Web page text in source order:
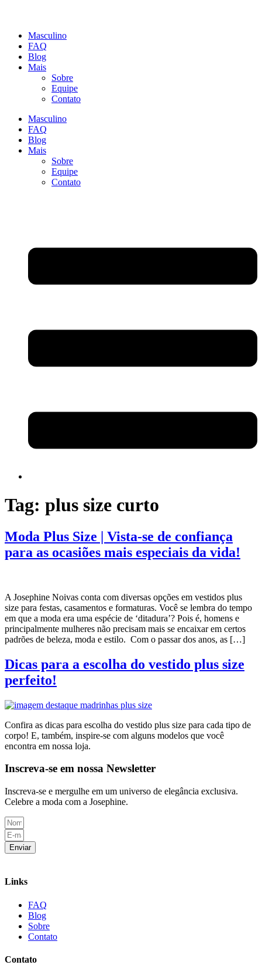
Masculino
FAQ
Blog
Mais
Sobre
Equipe
Contato
Masculino
FAQ
Blog
Mais
Sobre
Equipe
Contato
Tag: plus size curto
Moda Plus Size | Vista-se de confiança
para as ocasiões mais especiais da vida!
A Josephine Noivas conta com diversas opções em vestidos plus
size para festas, casamentos e formaturas. Você se lembra do tempo
em que a moda era uma espécie de ‘ditadura’? Pois é, homens e
principalmente mulheres não precisam mais se encaixar em certos
padrões de beleza, moda e estilo. Com o passar dos anos, as […]
Dicas para a escolha do vestido plus size
perfeito!
Confira as dicas para escolha do vestido plus size para cada tipo de
corpo! E, também, inspire-se com alguns modelos que você
encontra em nossa loja.
Inscreva-se em nossa Newsletter
Inscreva-se e mergulhe em um universo de elegância exclusiva.
Celebre a moda com a Josephine.
Enviar
Links
FAQ
Blog
Sobre
Contato
Contato